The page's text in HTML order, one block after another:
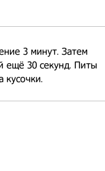
3 минут. Затем
ещё 30 секунд. Питы
кусочки.